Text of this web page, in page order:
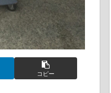
コピー